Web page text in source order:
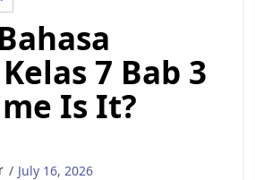
7 Bab 3
Is It?
July 16, 2026